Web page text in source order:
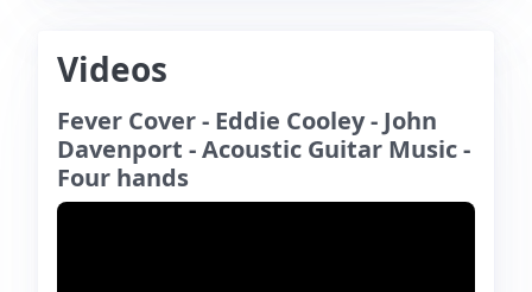
Videos
Fever Cover - Eddie Cooley - John
Davenport - Acoustic Guitar Music -
Four hands